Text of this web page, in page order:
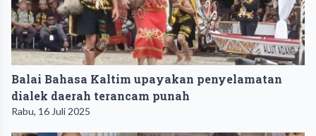
Balai Bahasa Kaltim upayakan penyelamatan
dialek daerah terancam punah
Rabu, 16 Juli 2025